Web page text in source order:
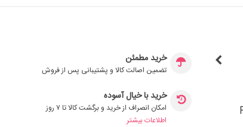
خرید مطمئن
تضمین اصالت کالا و پشتیبانی پس از فروش
خرید با خیال آسوده
امکان انصراف از خرید و برگشت کالا تا ۷ روز
اطلاعات بیشتر